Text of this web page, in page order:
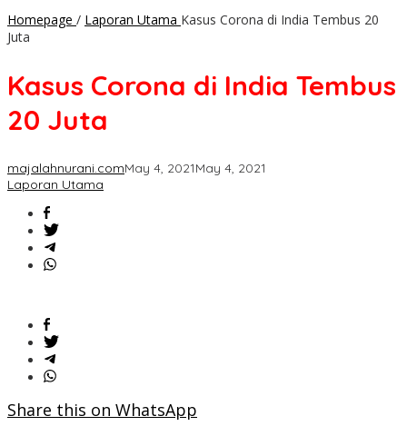
Homepage / Laporan Utama Kasus Corona di India Tembus 20
Juta
Kasus Corona di India Tembus
20 Juta
majalahnurani.comMay 4, 2021May 4, 2021
Laporan Utama
Share this on WhatsApp